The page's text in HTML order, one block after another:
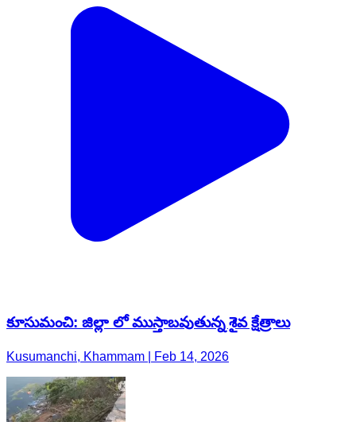
కూసుమంచి: జిల్లా లో ముస్తాబవుతున్న శైవ క్షేత్రాలు
Kusumanchi, Khammam | Feb 14, 2026